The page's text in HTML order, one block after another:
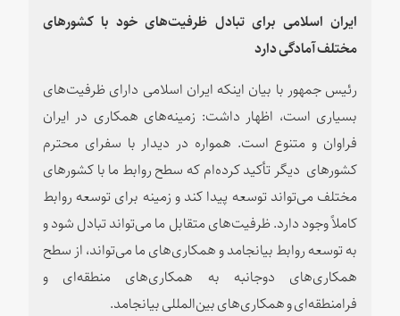
ایران اسلامی برای تبادل ظرفیت‌های خود با کشورهای
مختلف آمادگی دارد
رئیس جمهور با بیان اینکه ایران اسلامی دارای ظرفیت‌های
بسیاری است، اظهار داشت: زمینه‌های همکاری در ایران
فراوان و متنوع است. همواره در دیدار با سفرای محترم
کشورهای دیگر تأکید کرده‌ام که سطح روابط ما با کشورهای
مختلف می‌تواند توسعه پیدا کند و زمینه برای توسعه روابط
کاملاً وجود دارد. ظرفیت‌های متقابل ما می‌تواند تبادل شود و
به توسعه روابط بیانجامد و همکاری‌های ما می‌تواند، از سطح
همکاری‌های دوجانبه به همکاری‌های منطقه‌ای و
فرامنطقه‌ای و همکاری‌های بین‌المللی بیانجامد.